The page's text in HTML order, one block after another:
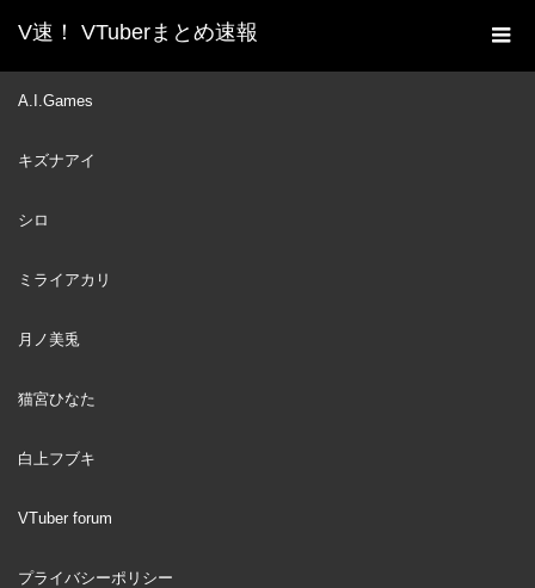
V速！ VTuberまとめ速報
A.I.Games
キズナアイ
シロ
ミライアカリ
月ノ美兎
猫宮ひなた
白上フブキ
VTuber forum
プライバシーポリシー
ホーム
新着動画一覧
03